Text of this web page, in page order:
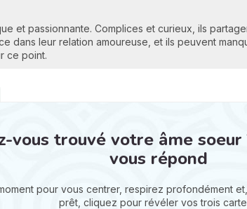
et passionnante. Complices et curieux, ils
dans leur relation amoureuse, et ils peuvent
ce point.
vous trouvé votre âme soeur
vous répond
pour vous centrer, respirez profondément
prêt, cliquez pour révéler vos trois